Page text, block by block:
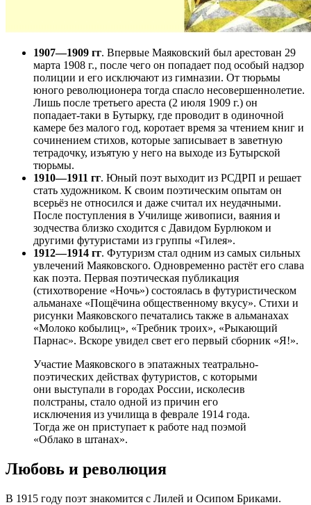
1907—1909 гг. Впервые Маяковский был арестован 29
марта 1908 г., после чего он попадает под особый надзор
полиции и его исключают из гимназии. От тюрьмы
юного революционера тогда спасло несовершеннолетие.
Лишь после третьего ареста (2 июля 1909 г.) он
попадает-таки в Бутырку, где проводит в одиночной
камере без малого год, коротает время за чтением книг и
сочинением стихов, которые записывает в заветную
тетрадочку, изъятую у него на выходе из Бутырской
тюрьмы.
1910—1911 гг. Юный поэт выходит из РСДРП и решает
стать художником. К своим поэтическим опытам он
всерьёз не относился и даже считал их неудачными.
После поступления в Училище живописи, ваяния и
зодчества близко сходится с Давидом Бурлюком и
другими футуристами из группы «Гилея».
1912—1914 гг. Футуризм стал одним из самых сильных
увлечений Маяковского. Одновременно растёт его слава
как поэта. Первая поэтическая публикация
(стихотворение «Ночь») состоялась в футуристическом
альманахе «Пощёчина общественному вкусу». Стихи и
рисунки Маяковского печатались также в альманахах
«Молоко кобылиц», «Требник троих», «Рыкающий
Парнас». Вскоре увидел свет его первый сборник «Я!».
Участие Маяковского в эпатажных театрально-
поэтических действах футуристов, с которыми
они выступали в городах России, исколесив
полстраны, стало одной из причин его
исключения из училища в феврале 1914 года.
Тогда же он приступает к работе над поэмой
«Облако в штанах».
Любовь и революция
В 1915 году поэт знакомится с Лилей и Осипом Бриками.